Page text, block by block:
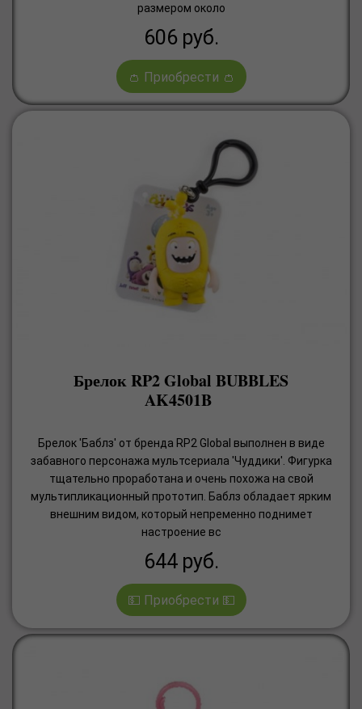
размером около
606 руб.
👛 Приобрести 👛
Брелок RP2 Global BUBBLES
AK4501B
Брелок 'Баблз' от бренда RP2 Global выполнен в виде
забавного персонажа мультсериала 'Чуддики'. Фигурка
тщательно проработана и очень похожа на свой
мультипликационный прототип. Баблз обладает ярким
внешним видом, который непременно поднимет
настроение вс
644 руб.
💵 Приобрести 💵